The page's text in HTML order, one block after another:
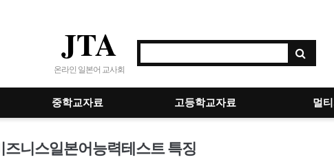
JTA
온라인 일본어 교사회
중학교자료 고등학교자료 멀
즈니스일본어능력테스트 특징